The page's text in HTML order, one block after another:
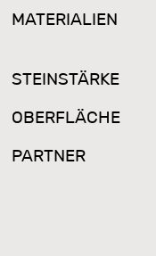
MATERIALIEN
STEINSTÄRKE
OBERFLÄCHE
PARTNER